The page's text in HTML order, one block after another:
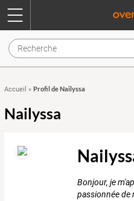
Accueil » Profil de Nailyssa
Nailyssa
Bonjour, je
passionnée de